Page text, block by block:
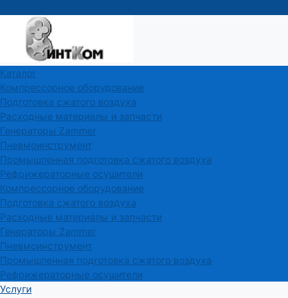
Каталог
Компрессорное оборудование
Подготовка сжатого воздуха
Расходные материалы и запчасти
Генераторы Zammer
Пневмоинструмент
Промышленная подготовка сжатого воздуха
Рефрижераторные осушители
Компрессорное оборудование
Подготовка сжатого воздуха
Расходные материалы и запчасти
Генераторы Zammer
Пневмоинструмент
Промышленная подготовка сжатого воздуха
Рефрижераторные осушители
Услуги